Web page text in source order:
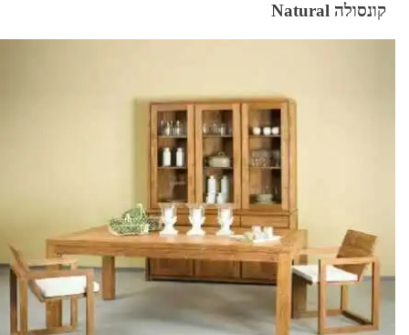
קונסולה Natural